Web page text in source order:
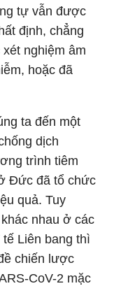
tự vẫn được
định, chẳng
nghiệm âm
hoặc đã
ta đến một
dịch
trình tiêm
Đức đã tổ chức
quả. Tuy
nhau ở các
Liên bang thì
chiến lược
CoV-2 mặc